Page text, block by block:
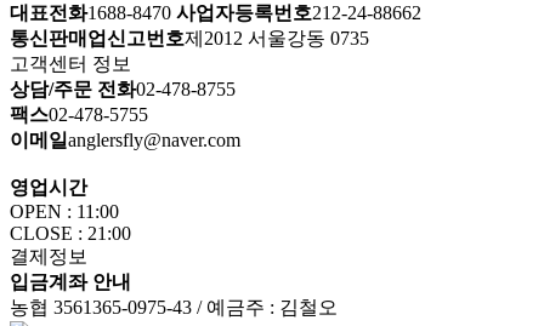
대표전화1688-8470 사업자등록번호212-24-88662
통신판매업신고번호제2012 서울강동 0735
고객센터 정보
상담/주문 전화02-478-8755
팩스02-478-5755
이메일anglersfly@naver.com
영업시간
OPEN : 11:00
CLOSE : 21:00
결제정보
입금계좌 안내
농협 3561365-0975-43 / 예금주 : 김철오